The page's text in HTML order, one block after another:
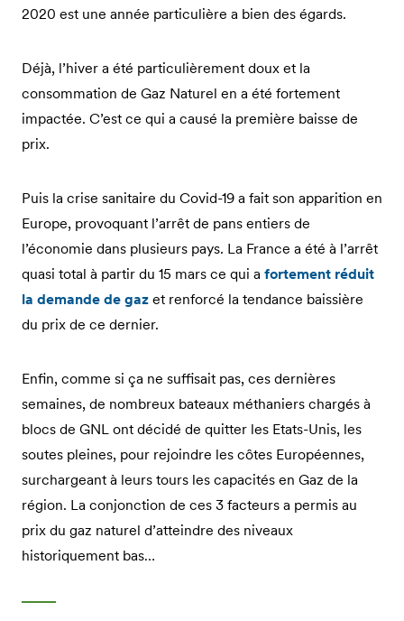
2020 est une année particulière a bien des égards.
Déjà, l’hiver a été particulièrement doux et la
consommation de Gaz Naturel en a été fortement
impactée. C’est ce qui a causé la première baisse de
prix.
Puis la crise sanitaire du Covid-19 a fait son apparition en
Europe, provoquant l’arrêt de pans entiers de
l’économie dans plusieurs pays. La France a été à l’arrêt
quasi total à partir du 15 mars ce qui a fortement réduit
la demande de gaz et renforcé la tendance baissière
du prix de ce dernier.
Enfin, comme si ça ne suffisait pas, ces dernières
semaines, de nombreux bateaux méthaniers chargés à
blocs de GNL ont décidé de quitter les Etats-Unis, les
soutes pleines, pour rejoindre les côtes Européennes,
surchargeant à leurs tours les capacités en Gaz de la
région. La conjonction de ces 3 facteurs a permis au
prix du gaz naturel d’atteindre des niveaux
historiquement bas…